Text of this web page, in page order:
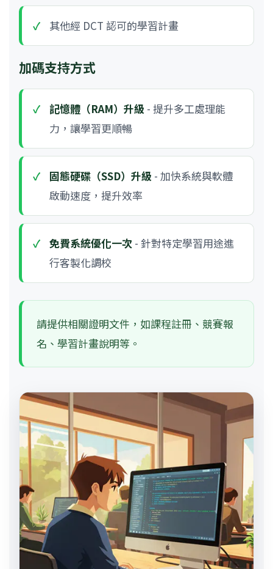
其他經 DCT 認可的學習計畫
加碼支持方式
記憶體（RAM）升級 - 提升多工處理能
力，讓學習更順暢
固態硬碟（SSD）升級 - 加快系統與軟體
啟動速度，提升效率
免費系統優化一次 - 針對特定學習用途進
行客製化調校
請提供相關證明文件，如課程註冊、競賽報
名、學習計畫說明等。